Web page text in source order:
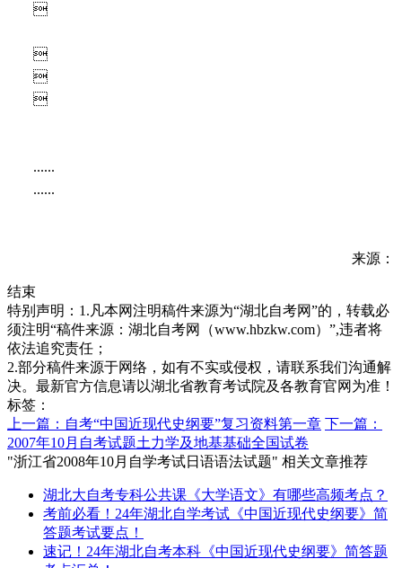




......
......
来源：
结束
特别声明：1.凡本网注明稿件来源为“湖北自考网”的，转载必
须注明“稿件来源：湖北自考网（www.hbzkw.com）”,违者将
依法追究责任；
2.部分稿件来源于网络，如有不实或侵权，请联系我们沟通解
决。最新官方信息请以湖北省教育考试院及各教育官网为准！
标签：
上一篇：自考“中国近现代史纲要”复习资料第一章 下一篇：
2007年10月自考试题土力学及地基基础全国试卷
"浙江省2008年10月自学考试日语语法试题" 相关文章推荐
湖北大自考专科公共课《大学语文》有哪些高频考点？
考前必看！24年湖北自学考试《中国近现代史纲要》简
答题考试要点！
速记！24年湖北自考本科《中国近现代史纲要》简答题